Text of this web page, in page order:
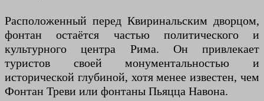
Расположенный перед Квиринальским дворцом,
фонтан остаётся частью политического и
культурного центра Рима. Он привлекает
туристов своей монументальностью и
исторической глубиной, хотя менее известен, чем
Фонтан Треви или фонтаны Пьяцца Навона.